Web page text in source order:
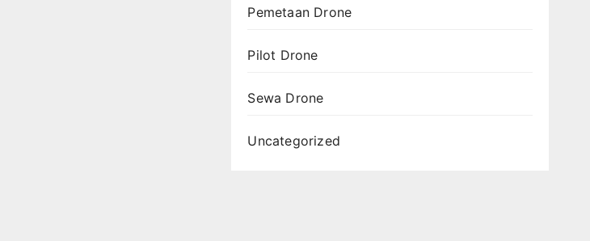
Pemetaan Drone
Pilot Drone
Sewa Drone
Uncategorized